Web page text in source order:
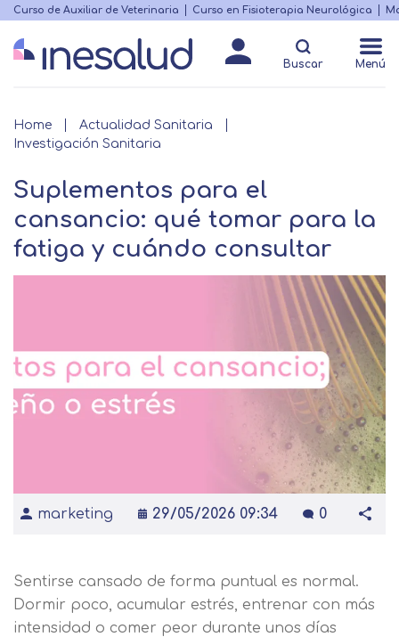
Skip
main
content
Menú
destacado
Curso de Auxiliar de Veterinaria Curso en Fisioterapia Neurológica
Buscar Menú
Breadcrumb
Home
Actualidad Sanitaria
Investigación Sanitaria
Suplementos para el
cansancio: qué tomar para la
fatiga y cuándo consultar
marketing 29/05/2026 09:34 0
Sentirse cansado de forma puntual es normal.
Dormir poco, acumular estrés, entrenar con más
intensidad o comer peor durante unos días
Matricularme